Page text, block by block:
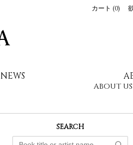
NEWS
ABOUT US
カート (0)
SEARCH